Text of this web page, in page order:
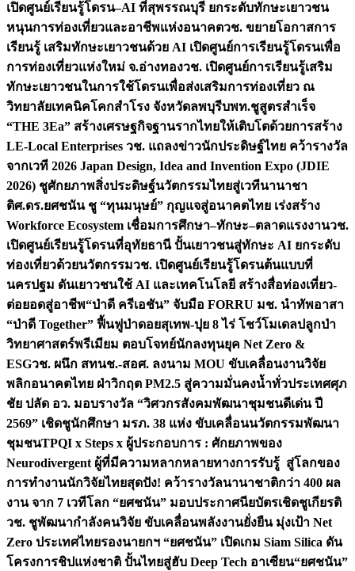
เปิดศูนย์เรียนรู้โดรน–AI ที่สุพรรณบุรี ยกระดับทักษะเยาวชน
หนุนการท่องเที่ยวและอาชีพแห่งอนาคตวช. ขยายโอกาสการ
เรียนรู้ เสริมทักษะเยาวชนด้วย AI เปิดศูนย์การเรียนรู้โดรนเพื่อ
การท่องเที่ยวแห่งใหม่ จ.อ่างทองวช. เปิดศูนย์การเรียนรู้เสริม
ทักษะเยาวชนในการใช้โดรนเพื่อส่งเสริมการท่องเที่ยว ณ
วิทยาลัยเทคนิคโคกสำโรง จังหวัดลพบุรีบพท.ชูสูตรสำเร็จ
“THE 3Ea” สร้างเศรษฐกิจฐานรากไทยให้เติบโตด้วยการสร้าง
LE-Local Enterprises วช. แถลงข่าวนักประดิษฐ์ไทย คว้ารางวัล
จากเวที 2026 Japan Design, Idea and Invention Expo (JDIE
2026) ชูศักยภาพสิ่งประดิษฐ์นวัตกรรมไทยสู่เวทีนานาชา
ติศ.ดร.ยศชนัน ชู “ทุนมนุษย์” กุญแจสู่อนาคตไทย เร่งสร้าง
Workforce Ecosystem เชื่อมการศึกษา–ทักษะ–ตลาดแรงงานวช.
เปิดศูนย์เรียนรู้โดรนที่อุทัยธานี ปั้นเยาวชนสู่ทักษะ AI ยกระดับ
ท่องเที่ยวด้วยนวัตกรรมวช. เปิดศูนย์เรียนรู้โดรนต้นแบบที่
นครปฐม ดันเยาวชนใช้ AI และเทคโนโลยี สร้างสื่อท่องเที่ยว-
ต่อยอดสู่อาชีพ“ป่าดี ครีเอชัน” จับมือ FORRU มช. นำทัพอาสา
“ป่าดี Together” ฟื้นฟูป่าดอยสุเทพ-ปุย 8 ไร่ โชว์โมเดลปลูกป่า
วิทยาศาสตร์พรีเมียม ตอบโจทย์นักลงทุนยุค Net Zero &
ESGวช. ผนึก สทนช.-สอศ. ลงนาม MOU ขับเคลื่อนงานวิจัย
พลิกอนาคตไทย ฝ่าวิกฤต PM2.5 สู่ความมั่นคงน้ำทั่วประเทศศุภ
ชัย ปลัด อว. มอบรางวัล “วิศวกรสังคมพัฒนาชุมชนดีเด่น ปี
2569” เชิดชูนักศึกษา มรภ. 38 แห่ง ขับเคลื่อนนวัตกรรมพัฒนา
ชุมชนTPQI x Steps x ผู้ประกอบการ : ศักยภาพของ
Neurodivergent ผู้ที่มีความหลากหลายทางการรับรู้ สู่โลกของ
การทำงานนักวิจัยไทยสุดปัง! คว้ารางวัลนานาชาติกว่า 400 ผล
งาน จาก 7 เวทีโลก “ยศชนัน” มอบประกาศนียบัตรเชิดชูเกียรติ
วช. ชูพัฒนากำลังคนวิจัย ขับเคลื่อนพลังงานยั่งยืน มุ่งเป้า Net
Zero ประเทศไทยรองนายกฯ “ยศชนัน” เปิดเกม Siam Silica ดัน
โครงการชิปแห่งชาติ ปั้นไทยสู่ฮับ Deep Tech อาเซียน“ยศชนัน”